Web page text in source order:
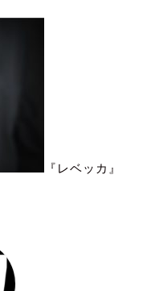
『レベッカ』